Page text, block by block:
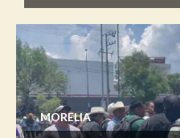
MORELIA